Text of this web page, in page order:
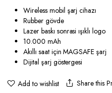
Wireless mobil şarj cihazı
Rubber gövde
Lazer baskı sonrasi ışıklı logo
10.000 mAh
Akıllı saat için MAGSAFE şarj
Dijital şarj göstergesi
Add to wishlist Share this